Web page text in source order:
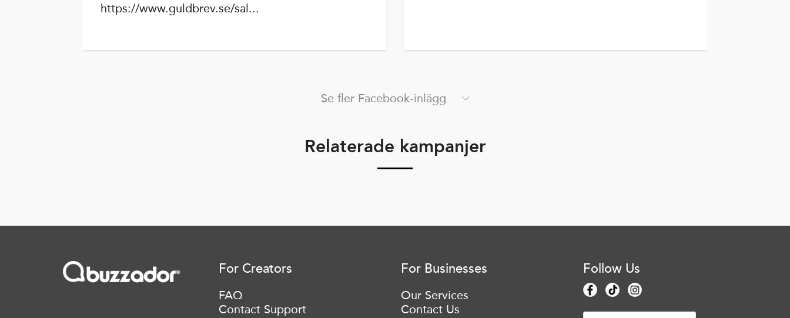
https://www.guldbrev.se/sal...
Se fler Facebook-inlägg
Relaterade kampanjer
For Creators
FAQ
Contact Support
For Businesses
Our Services
Contact Us
Follow Us